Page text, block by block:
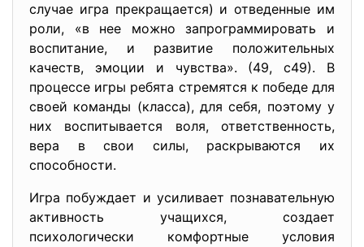
случае игра прекращается) и отведенные им
роли, «в нее можно запрограммировать и
воспитание, и развитие положительных
качеств, эмоции и чувства». (49, с49). В
процессе игры ребята стремятся к победе для
своей команды (класса), для себя, поэтому у
них воспитывается воля, ответственность,
вера в свои силы, раскрываются их
способности.
Игра побуждает и усиливает познавательную
активность учащихся, создает
психологически комфортные условия